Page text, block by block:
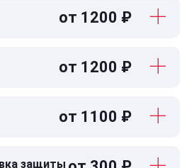
от 1200 ₽
от 1200 ₽
от 1100 ₽
защиты